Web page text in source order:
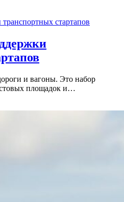
и вагоны. Это набор
площадок и…